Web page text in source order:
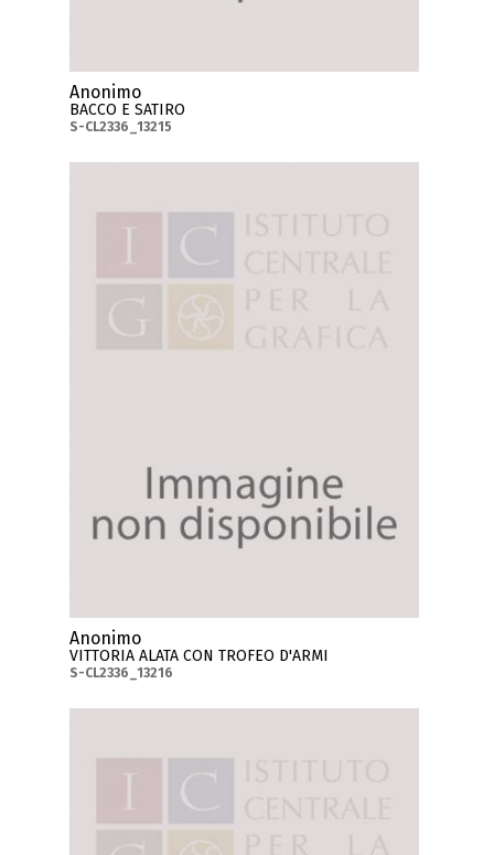
Anonimo
BACCO E SATIRO
S-CL2336_13215
Anonimo
VITTORIA ALATA CON TROFEO D'ARMI
S-CL2336_13216